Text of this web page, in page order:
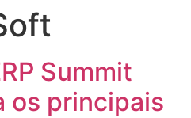
Summit
os principais